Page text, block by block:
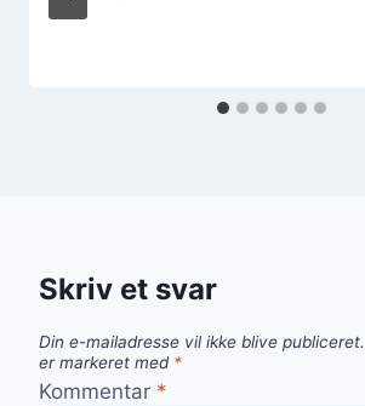
Skriv et svar
Din e-mailadresse vil ikke blive publiceret.
er markeret med *
Kommentar *